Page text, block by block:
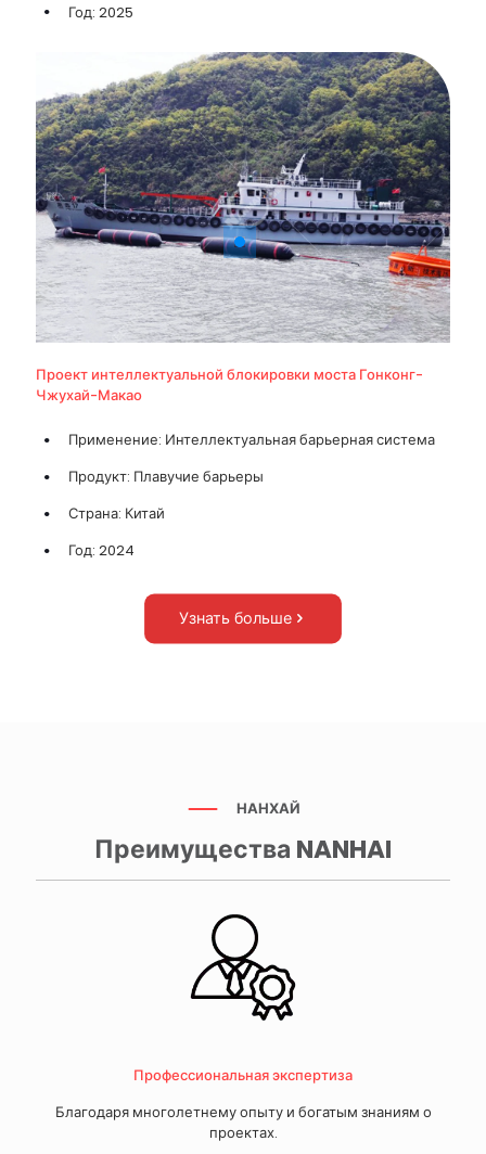
Год: 2025
Проект интеллектуальной блокировки моста Гонконг-
Чжухай-Макао
Применение: Интеллектуальная барьерная система
Продукт: Плавучие барьеры
Страна: Китай
Год: 2024
Узнать больше
НАНХАЙ
Преимущества NANHAI
Профессиональная экспертиза
Благодаря многолетнему опыту и богатым знаниям о
проектах.